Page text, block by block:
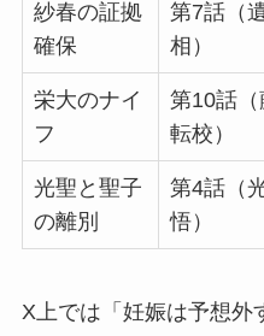
紗春の証拠
確保
第7話（
相）
栄大のナイ
フ
第10話
転校）
光聖と聖子
の離別
第4話（
悟）
X上では「妊娠は予想外